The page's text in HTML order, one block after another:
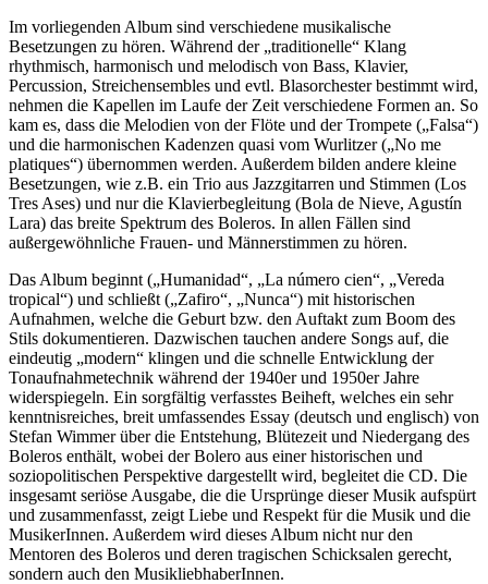
Im vorliegenden Album sind verschiedene musikalische
Besetzungen zu hören. Während der „traditionelle“ Klang
rhythmisch, harmonisch und melodisch von Bass, Klavier,
Percussion, Streichensembles und evtl. Blasorchester bestimmt wird,
nehmen die Kapellen im Laufe der Zeit verschiedene Formen an. So
kam es, dass die Melodien von der Flöte und der Trompete („Falsa“)
und die harmonischen Kadenzen quasi vom Wurlitzer („No me
platiques“) übernommen werden. Außerdem bilden andere kleine
Besetzungen, wie z.B. ein Trio aus Jazzgitarren und Stimmen (Los
Tres Ases) und nur die Klavierbegleitung (Bola de Nieve, Agustín
Lara) das breite Spektrum des Boleros. In allen Fällen sind
außergewöhnliche Frauen- und Männerstimmen zu hören.
Das Album beginnt („Humanidad“, „La número cien“, „Vereda
tropical“) und schließt („Zafiro“, „Nunca“) mit historischen
Aufnahmen, welche die Geburt bzw. den Auftakt zum Boom des
Stils dokumentieren. Dazwischen tauchen andere Songs auf, die
eindeutig „modern“ klingen und die schnelle Entwicklung der
Tonaufnahmetechnik während der 1940er und 1950er Jahre
widerspiegeln. Ein sorgfältig verfasstes Beiheft, welches ein sehr
kenntnisreiches, breit umfassendes Essay (deutsch und englisch) von
Stefan Wimmer über die Entstehung, Blütezeit und Niedergang des
Boleros enthält, wobei der Bolero aus einer historischen und
soziopolitischen Perspektive dargestellt wird, begleitet die CD. Die
insgesamt seriöse Ausgabe, die die Ursprünge dieser Musik aufspürt
und zusammenfasst, zeigt Liebe und Respekt für die Musik und die
MusikerInnen. Außerdem wird dieses Album nicht nur den
Mentoren des Boleros und deren tragischen Schicksalen gerecht,
sondern auch den MusikliebhaberInnen.